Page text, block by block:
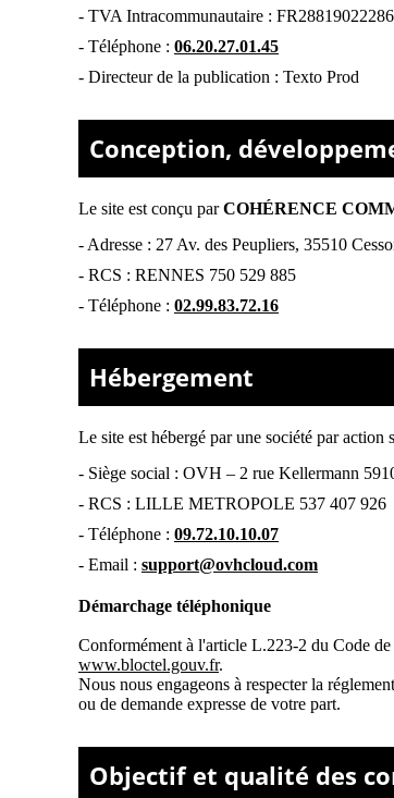
- TVA Intracommunautaire : FR28819022286
- Téléphone : 06.20.27.01.45
- Directeur de la publication : Texto Prod
Conception,
Le site est conçu parCOHÉRENCE
- Adresse : 27 Av. des Peupliers, 35510
- RCS : RENNES 750 529 885
- Téléphone : 02.99.83.72.16
Hébergement
Le site est hébergé parune société par action
- Siège social : OVH – 2 rue Kellermann
- RCS : LILLE METROPOLE 537 407 926
- Téléphone : 09.72.10.10.07
- Email : support@ovhcloud.com
Démarchage téléphonique
Conformément à l'article L.223-2 du Code
www.bloctel.gouv.fr.
Nous nous engageons à respecter la
ou de demande expresse de votre part.
Objectif et qualité des